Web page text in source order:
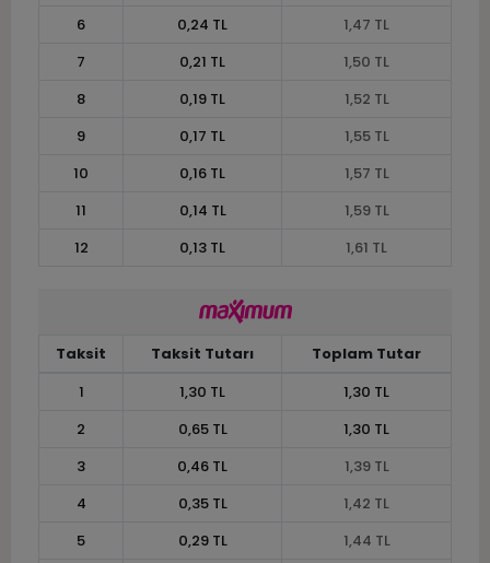
6
0,24 TL
1,47 TL
7
0,21 TL
1,50 TL
8
0,19 TL
1,52 TL
9
0,17 TL
1,55 TL
10
0,16 TL
1,57 TL
11
0,14 TL
1,59 TL
12
0,13 TL 1,61 TL
Taksit Taksit Tutarı
Toplam Tutar
1
1,30 TL
1,30 TL
2
0,65 TL
1,30 TL
3
0,46 TL
1,39 TL
4
0,35 TL
1,42 TL
5
0,29 TL 1,44 TL